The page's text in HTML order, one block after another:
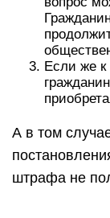
Если же к
А в том
штрафа не